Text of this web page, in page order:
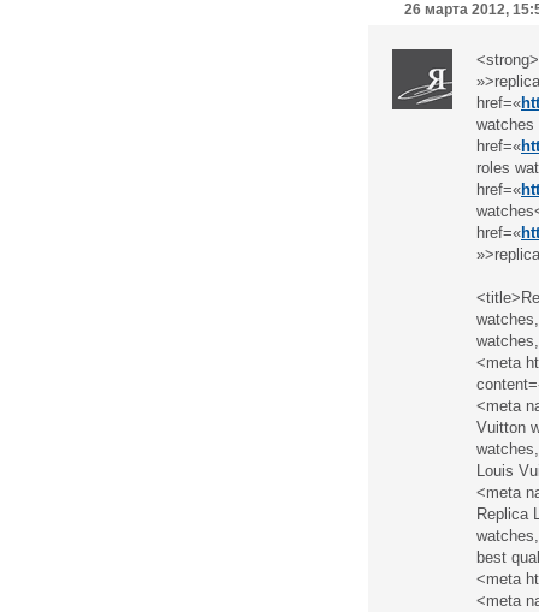
26 марта 2012,
href=«
watches
href=«
roles
href=«
href=«
<meta
<meta
Vuitton
Louis
<meta
Replica
best
<meta
<meta